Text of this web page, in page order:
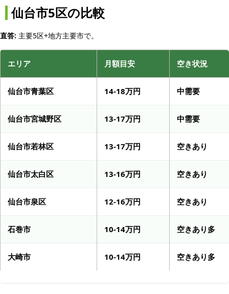
仙台市5区の比較
直答: 主要5区+地方主要市で。
エリア 月額目安 空き状況
仙台市青葉区 14-18万円 中需要
仙台市宮城野区 13-17万円 中需要
仙台市若林区 13-17万円 空きあり
仙台市太白区 13-16万円 空きあり
仙台市泉区 12-16万円 空きあり
石巻市 10-14万円 空きあり多
大崎市 10-14万円 空きあり多